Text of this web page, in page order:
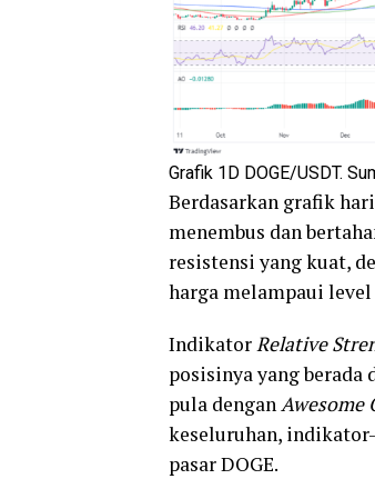
Grafik 1D DOGE/USDT.
Berdasarkan grafik
menembus dan
resistensi yang kuat,
harga melampaui
IndikatorRelative
posisinya yang berada
pula denganAwesome
keseluruhan,
pasar DOGE.